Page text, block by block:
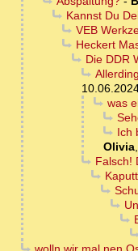
Kannst Du
VEB
Heckert
Die DDR
was
Ich
Olivia,
Falsch!